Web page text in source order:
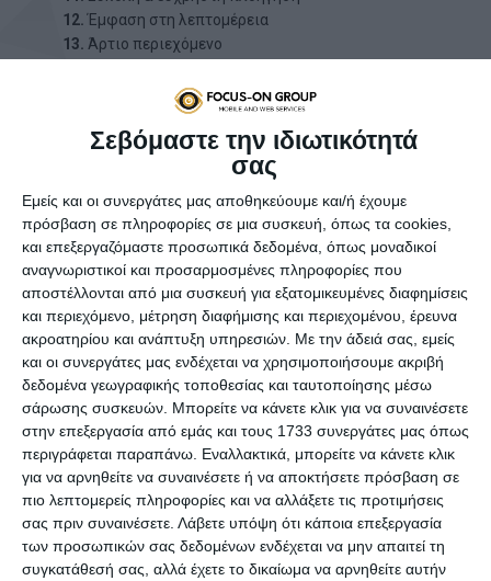
Σεβόμαστε την ιδιωτικότητά
σας
Εμείς και οι συνεργάτες μας αποθηκεύουμε και/ή έχουμε
πρόσβαση σε πληροφορίες σε μια συσκευή, όπως τα cookies,
και επεξεργαζόμαστε προσωπικά δεδομένα, όπως μοναδικοί
αναγνωριστικοί και προσαρμοσμένες πληροφορίες που
αποστέλλονται από μια συσκευή για εξατομικευμένες διαφημίσεις
και περιεχόμενο, μέτρηση διαφήμισης και περιεχομένου, έρευνα
ακροατηρίου και ανάπτυξη υπηρεσιών. Με την άδειά σας, εμείς
και οι συνεργάτες μας ενδέχεται να χρησιμοποιήσουμε ακριβή
δεδομένα γεωγραφικής τοποθεσίας και ταυτοποίησης μέσω
σάρωσης συσκευών. Μπορείτε να κάνετε κλικ για να συναινέσετε
στην επεξεργασία από εμάς και τους 1733 συνεργάτες μας όπως
περιγράφεται παραπάνω. Εναλλακτικά, μπορείτε να κάνετε κλικ
για να αρνηθείτε να συναινέσετε ή να αποκτήσετε πρόσβαση σε
πιο λεπτομερείς πληροφορίες και να αλλάξετε τις προτιμήσεις
σας πριν συναινέσετε. Λάβετε υπόψη ότι κάποια επεξεργασία
των προσωπικών σας δεδομένων ενδέχεται να μην απαιτεί τη
συγκατάθεσή σας, αλλά έχετε το δικαίωμα να αρνηθείτε αυτήν
12.Έμφαση στη λεπτομέρεια
13. Άρτιο περιεχόμενο
Λειτουργικότητα & Ευχρηστία
Υποστήριξη πολλώνγλωσσών
Ευελιξία πληρωμών
19. One Page Checkout
20.Χαρακτηριστικά προϊόντος
21.Τιμές με Φ.Π.Α. ή χωρίς
22.Δημοφιλή προϊόντα
23.Λίστα επιθυμιών (wishlist)
24.Σύγκρισηπροϊόντων
25.Πολλαπλά φίλτρα
26. Κουπόνια& δωροεπιταγές
27.Επιλογές τρόπου παράδοσης
28.Υπολογισμός μεταφορικών